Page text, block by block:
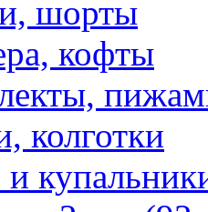
шорты
кофты
колготки
и